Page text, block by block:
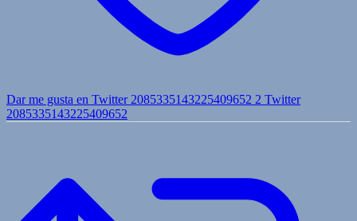
Dar me gusta en Twitter 2085335143225409652 2 Twitter
2085335143225409652